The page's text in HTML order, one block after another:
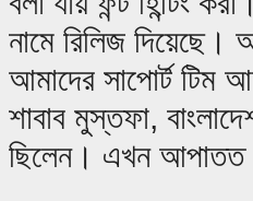
নামে রিলিজ
আমাদের সাপোর্ট টিম
শাবাব মুস্তফা,
ছিলেন। এখন আপাতত